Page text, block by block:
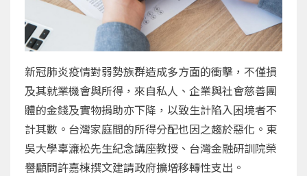
新冠肺炎疫情對弱勢族群造成多方面的衝擊，不僅損
及其就業機會與所得，來自私人、企業與社會慈善團
體的金錢及實物捐助亦下降，以致生計陷入困境者不
計其數。台灣家庭間的所得分配也因之趨於惡化。東
吳大學辜濓松先生紀念講座教授、台灣金融研訓院榮
譽顧問許嘉棟撰文建請政府擴增移轉性支出。